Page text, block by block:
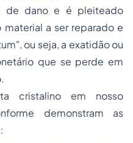
de dano e é pleiteado
a ser reparado e
ou seja, a exatidão ou
que se perde em
cristalino em nosso
demonstram as